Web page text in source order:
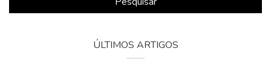
ÚLTIMOS ARTIGOS